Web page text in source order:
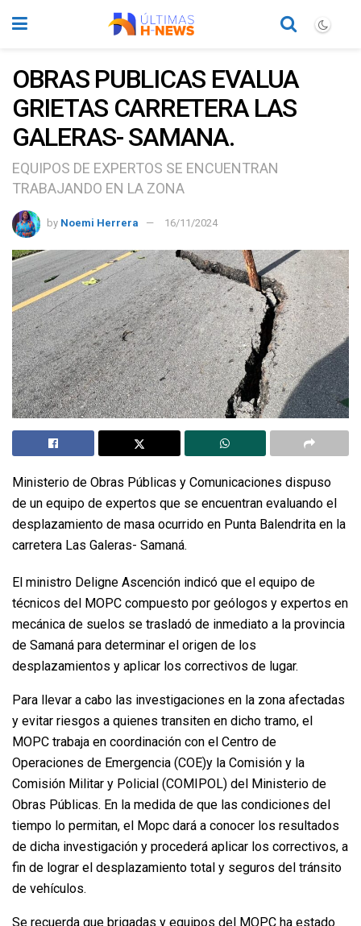
OBRAS PUBLICAS EVALUA
GRIETAS CARRETERA LAS
GALERAS- SAMANA.
EQUIPOS DE EXPERTOS SE ENCUENTRAN
TRABAJANDO EN LA ZONA
by Noemi Herrera 16/11/2024
Ministerio de Obras Públicas y Comunicaciones dispuso
de un equipo de expertos que se encuentran evaluando el
desplazamiento de masa ocurrido en Punta Balendrita en la
carretera Las Galeras- Samaná.
El ministro Deligne Ascención indicó que el equipo de
técnicos del MOPC compuesto por geólogos y expertos en
mecánica de suelos se trasladó de inmediato a la provincia
de Samaná para determinar el origen de los
desplazamientos y aplicar los correctivos de lugar.
Para llevar a cabo las investigaciones en la zona afectadas
y evitar riesgos a quienes transiten en dicho tramo, el
MOPC trabaja en coordinación con el Centro de
Operaciones de Emergencia (COE)y la Comisión y la
Comisión Militar y Policial (COMIPOL) del Ministerio de
Obras Públicas. En la medida de que las condiciones del
tiempo lo permitan, el Mopc dará a conocer los resultados
de dicha investigación y procederá aplicar los correctivos, a
fin de lograr el desplazamiento total y seguros del tránsito
de vehículos.
Se recuerda que brigadas y equipos del MOPC ha estado